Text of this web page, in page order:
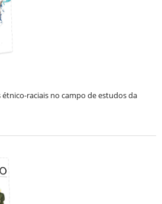
étnico-raciais no campo de estudos da